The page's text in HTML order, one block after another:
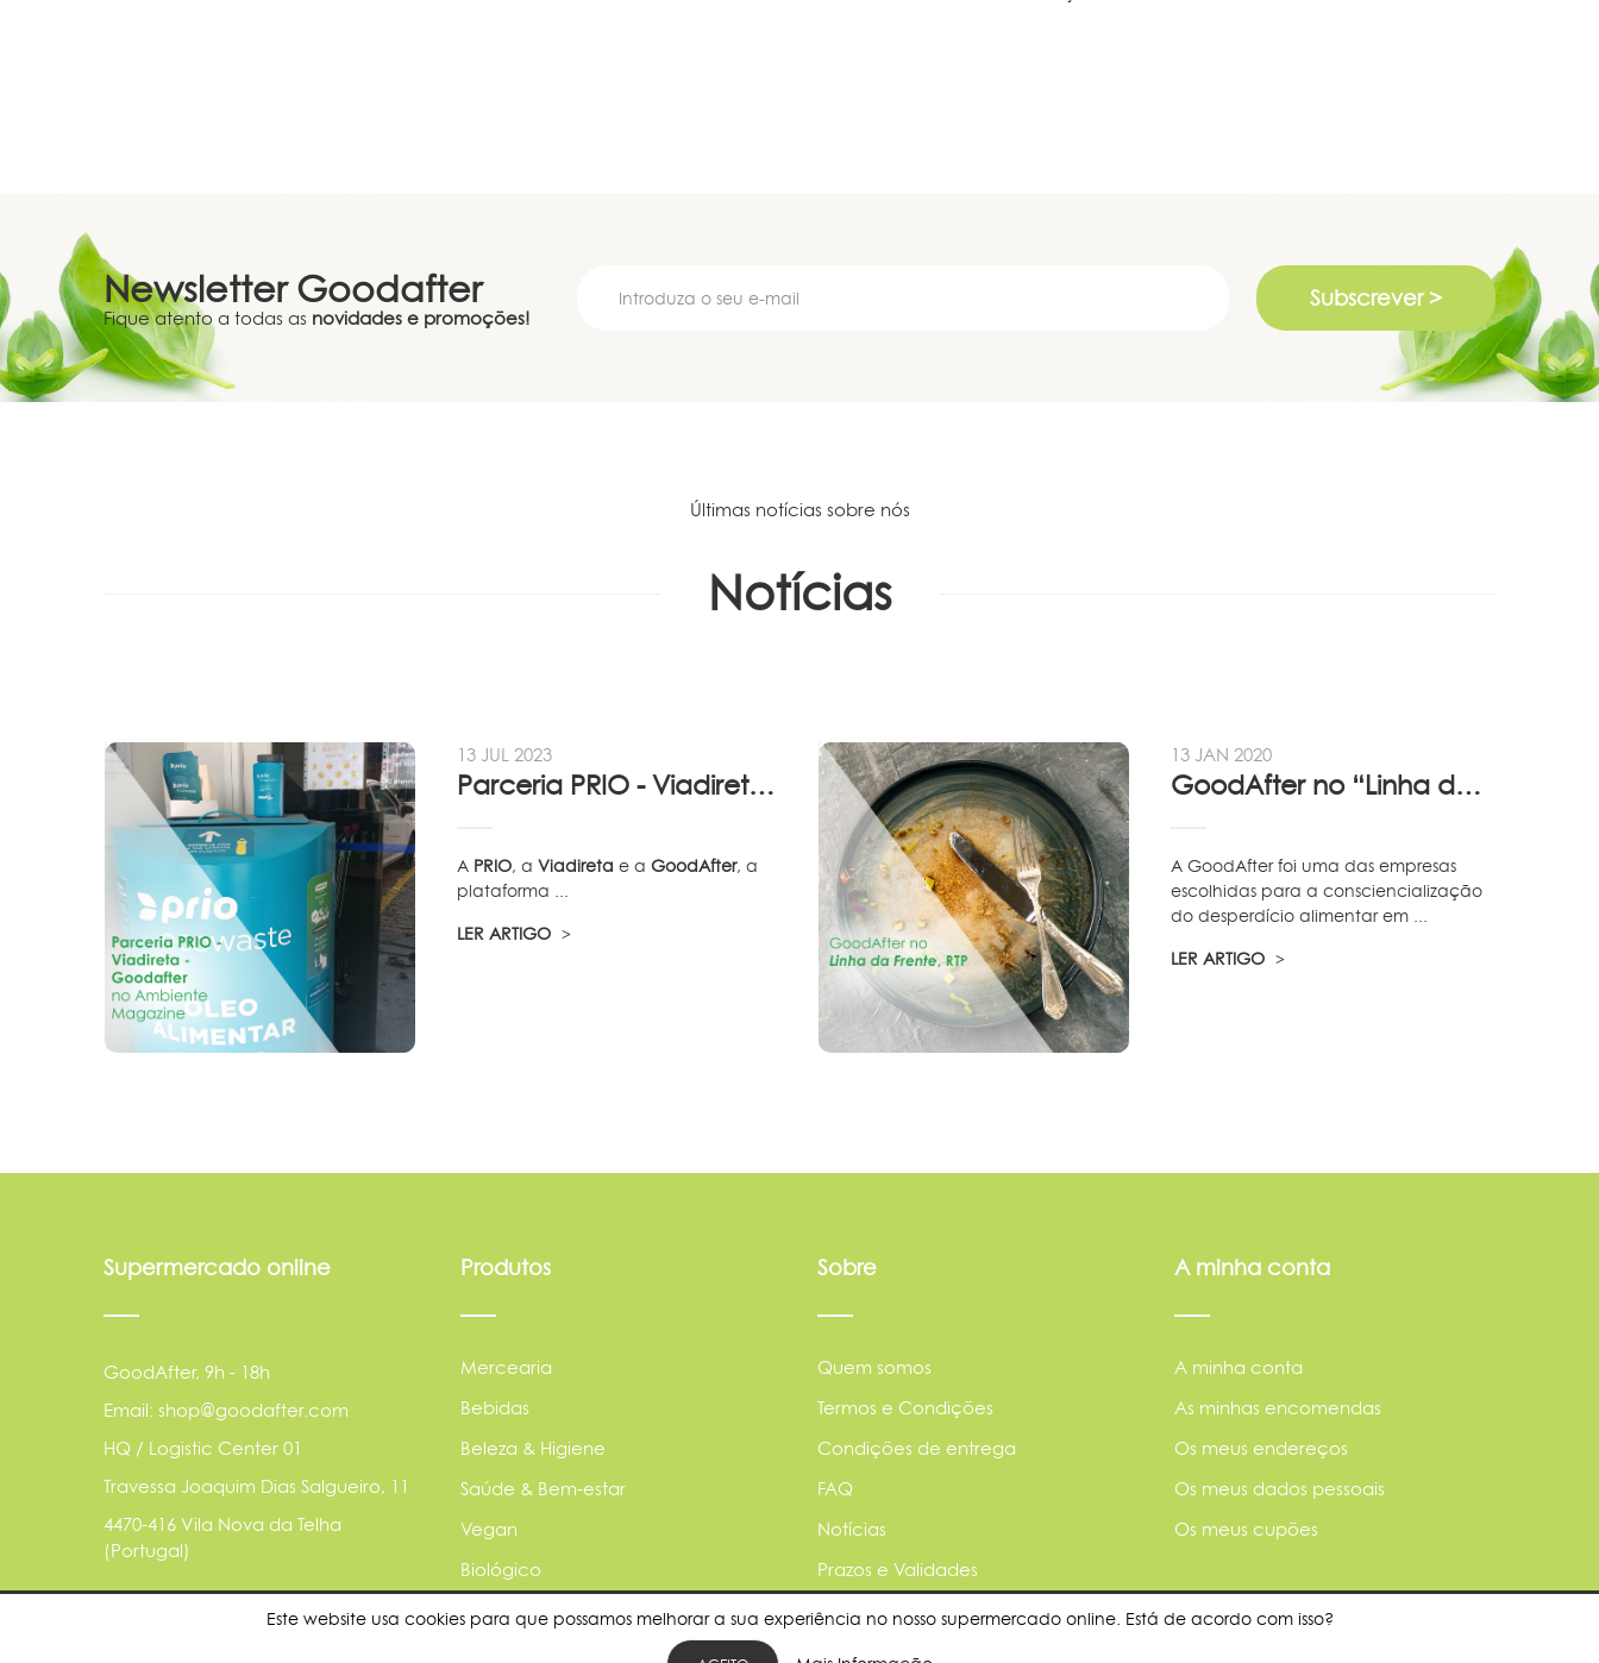
Este website usa cookies para que possamos melhorar a sua experiência no nosso supermercado online. Está de acordo com isso?
Newsletter Goodafter
Fique atento a todas as novidades e promoções!
Subscrever >
Últimas notícias sobre nós
Notícias
13 JUL 2023
Parceria PRIO - Viadireta - Goodafter...
A PRIO, aViadireta e aGoodAfter, a
plataforma ...
LER ARTIGO
13 JAN 2020
GoodAfter no “Linha da Frente” RTP
A GoodAfter foi uma das empresas
escolhidas para a consciencialização
do desperdício alimentar em ...
LER ARTIGO
Supermercado online
GoodAfter, 9h - 18h
Email: shop@goodafter.com
HQ / Logistic Center 01
Travessa Joaquim Dias Salgueiro, 11
4470-416 Vila Nova da Telha
(Portugal)
Produtos
Mercearia
Bebidas
Beleza & Higiene
Saúde & Bem-estar
Vegan
Biológico
Básicos do Lar & Automóvel
Sobre
Quem somos
Termos e Condições
Condições de entrega
FAQ
Notícias
Prazos e Validades
Parcerias
A minha conta
A minha conta
As minhas encomendas
Os meus endereços
Os meus dados pessoais
Os meus cupões